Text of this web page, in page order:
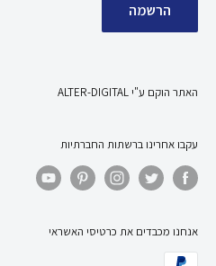
מדיניות משלוחים
Refund policy
הרשמה
האתר הוקם ע"י ALTER-DIGITAL
עקבו אחרינו ברשתות החברתיות
אנחנו מכבדים את כרטיסי האשראי